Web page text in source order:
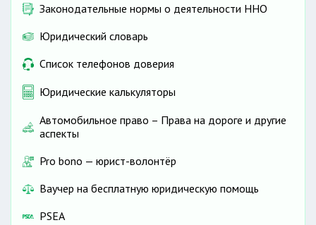
Законодательные нормы о деятельности ННО
Юридический словарь
Список телефонов доверия
Юридические калькуляторы
Автомобильное право – Права на дороге и другие
аспекты
Pro bono — юрист-волонтёр
Ваучер на бесплатную юридическую помощь
PSEA